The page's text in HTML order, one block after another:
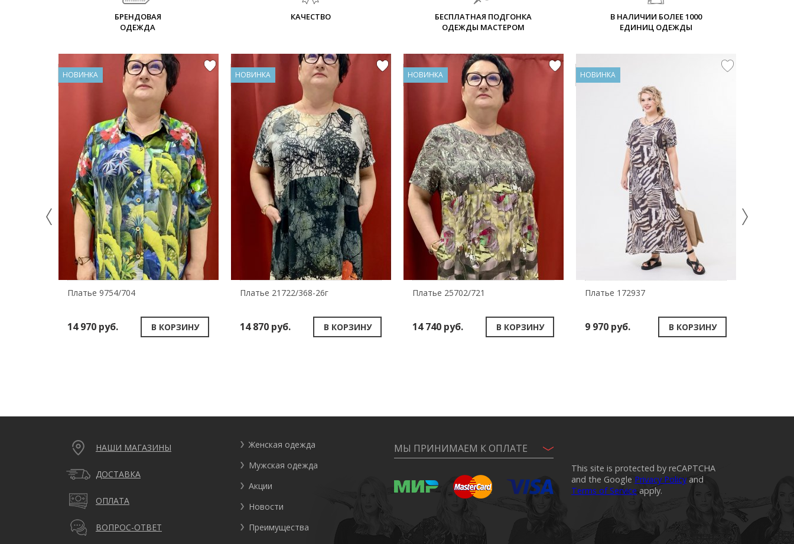
БРЕНДОВАЯ
ОДЕЖДА
КАЧЕСТВО
БЕСПЛАТНАЯ ПОДГОНКА
ОДЕЖДЫ МАСТЕРОМ
В НАЛИЧИИ БОЛЕЕ 1000
ЕДИНИЦ ОДЕЖДЫ
НОВИНКА
Платье 9754/704
14 970 руб. В КОРЗИНУ
НОВИНКА
Платье 21722/368-26г
14 870 руб. В КОРЗИНУ
НОВИНКА
Платье 25702/721
14 740 руб. В КОРЗИНУ
НОВИНКА
Платье 172937
9 970 руб. В КОРЗИНУ
НАШИ МАГАЗИНЫ
ДОСТАВКА
ОПЛАТА
ВОПРОС-ОТВЕТ
Женская одежда
Мужская одежда
Акции
Новости
Преимущества
МЫ ПРИНИМАЕМ К ОПЛАТЕ
This site is protected by reCAPTCHA
and the Google Privacy Policy and
Terms of Service apply.